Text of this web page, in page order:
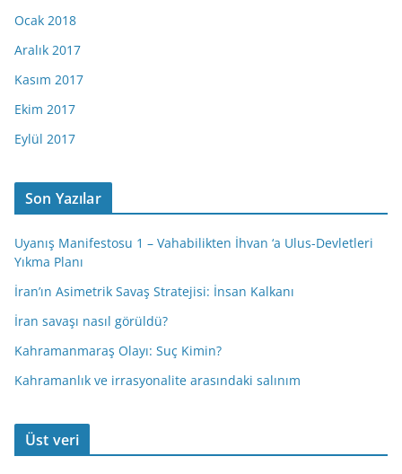
Ocak 2018
Aralık 2017
Kasım 2017
Ekim 2017
Eylül 2017
Son Yazılar
Uyanış Manifestosu 1 – Vahabilikten İhvan ‘a Ulus-Devletleri
Yıkma Planı
İran’ın Asimetrik Savaş Stratejisi: İnsan Kalkanı
İran savaşı nasıl görüldü?
Kahramanmaraş Olayı: Suç Kimin?
Kahramanlık ve irrasyonalite arasındaki salınım
Üst veri